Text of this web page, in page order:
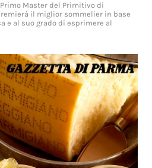
Master del Primitivo di
il miglior sommelier in base
e al suo grado di esprimere al